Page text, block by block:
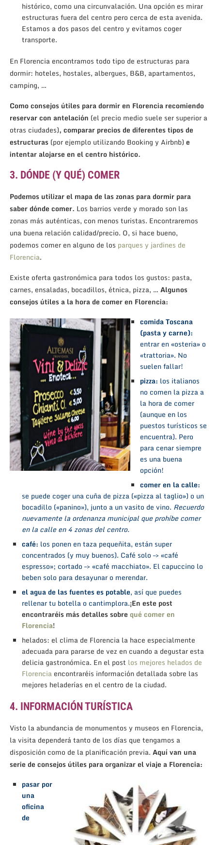
histórico, como una circunvalación. Una opción es mirar
estructuras fuera del centro pero cerca de esta avenida.
Estamos a dos pasos del centro y evitamos coger
transporte.
En Florencia encontramos todo tipo de estructuras para
dormir: hoteles, hostales, albergues, B&B, apartamentos,
camping, …
Como consejos útiles para dormir en Florencia recomiendo
reservar con antelación (el precio medio suele ser superior a
otras ciudades), comparar precios de diferentes tipos de
estructuras (por ejemplo utilizando Booking y Airbnb) e
intentar alojarse en el centro histórico.
3. DÓNDE (Y QUÉ) COMER
Podemos utilizar el mapa de las zonas para dormir para
saber dónde comer. Los barrios verde y morado son las
zonas más auténticas, con menos turistas. Encontraremos
una buena relación calidad/precio. O, si hace bueno,
podemos comer en alguno de los parques y jardines de
Florencia.
Existe oferta gastronómica para todos los gustos: pasta,
carnes, ensaladas, bocadillos, étnica, pizza, … Algunos
consejos útiles a la hora de comer en Florencia:
comida Toscana
(pasta y carne):
entrar en «osteria» o
«trattoria». No
suelen fallar!
pizza: los italianos
no comen la pizza a
la hora de comer
(aunque en los
puestos turísticos se
encuentra). Pero
para cenar siempre
es una buena
opción!
comer en la calle:
se puede coger una cuña de pizza («pizza al taglio») o un
bocadillo («panino»), junto a un vasito de vino. Recuerdo
nuevamente la ordenanza municipal que prohíbe comer
en la calle en 4 zonas del centro.
café: los ponen en taza pequeñita, están super
concentrados (y muy buenos). Café solo –> «café
espresso»; cortado –> «café macchiato». El capuccino lo
beben solo para desayunar o merendar.
el agua de las fuentes es potable, así que puedes
rellenar tu botella o cantimplora.¡En este post
encontraréis más detalles sobre qué comer en
Florencia!
helados: el clima de Florencia la hace especialmente
adecuada para pararse de vez en cuando a degustar esta
delicia gastronómica. En el post los mejores helados de
Florencia encontraréis información detallada sobre las
mejores heladerías en el centro de la ciudad.
4. INFORMACIÓN TURÍSTICA
Visto la abundancia de monumentos y museos en Florencia,
la visita dependerá tanto de los días que tengamos a
disposición como de la planificación previa. Aquí van una
serie de consejos útiles para organizar el viaje a Florencia:
pasar por
una
oficina
de